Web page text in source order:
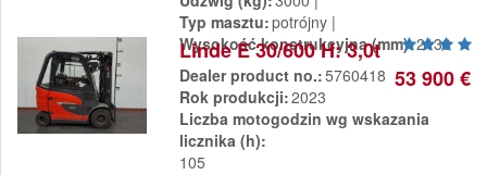
Typ masztu potrójny
Wysokość konstrukcyjna (mm) 2130
53 900 €
Linde E 30/600 H: 3,0t
Dealer product no. 5760418
Rok produkcji 2023
Liczba motogodzin wg wskazania
licznika (h)
105